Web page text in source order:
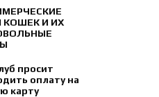
КОШЕК И ИХ
просит
оплату на
карту